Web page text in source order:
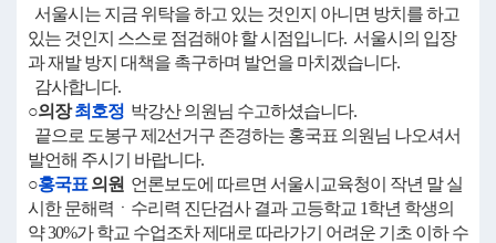
서울시는 지금 위탁을 하고 있는 것인지 아니면 방치를 하고
있는 것인지 스스로 점검해야 할 시점입니다. 서울시의 입장
과 재발 방지 대책을 촉구하며 발언을 마치겠습니다.
감사합니다.
○의장최호정 박강산 의원님 수고하셨습니다.
끝으로 도봉구 제2선거구 존경하는 홍국표 의원님 나오셔서
발언해 주시기 바랍니다.
○홍국표 의원 언론보도에 따르면 서울시교육청이 작년 말 실
시한 문해력ㆍ수리력 진단검사 결과 고등학교 1학년 학생의
약 30%가 학교 수업조차 제대로 따라가기 어려운 기초 이하 수